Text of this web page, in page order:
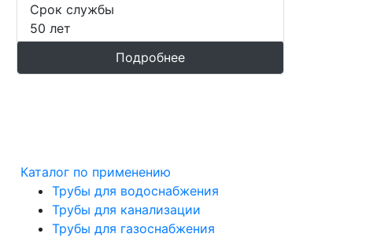
Срок службы
50 лет
Подробнее
Каталог по применению
Трубы для водоснабжения
Трубы для канализации
Трубы для газоснабжения